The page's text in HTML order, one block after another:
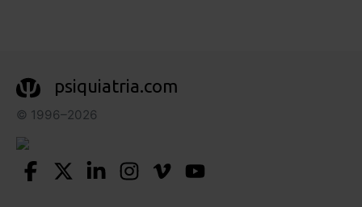
psiquiatria.com
© 1996–2026